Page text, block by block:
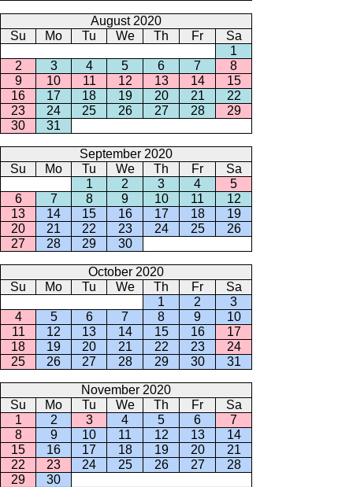
August 2020
Su
Mo Tu We Th Fr
Sa
1
2
3 4 5 6 7
8
9
10 11 12 13 14
15
16
17 18 19 20 21
22
23
24 25 26 27 28
29
30
31
September 2020
Su
Mo Tu We Th Fr
Sa
1
2 3 4
5
6
7 8 9 10 11
12
13
14 15 16 17 18
19
20
21 22 23 24 25
26
27
28 29 30
October 2020
Su
Mo Tu We Th Fr
Sa
1
2
3
4
5 6 7 8 9
10
11
12 13 14 15 16
17
18
19 20 21 22 23
24
25
26 27 28 29 30 31
November 2020
Su
Mo Tu We Th Fr
Sa
1
2 3 4 5 6
7
8
9 10 11 12 13
14
15
16 17 18 19 20
21
22
23 24 25 26 27
28
29
30